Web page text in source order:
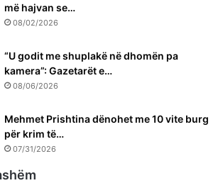
më hajvan se…
08/02/2026
“U godit me shuplakë në dhomën pa
kamera”: Gazetarët e…
08/06/2026
Mehmet Prishtina dënohet me 10 vite burg
për krim të…
07/31/2026